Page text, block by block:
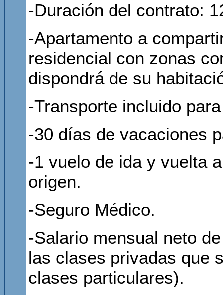
-Duración del contrato:
-Apartamento a
residencial con zonas
dispondrá de su
-Transporte incluido
-30 días de vacaciones
-1 vuelo de ida y vuelta
origen.
-Seguro Médico.
-Salario mensual neto
las clases privadas que
clases particulares).